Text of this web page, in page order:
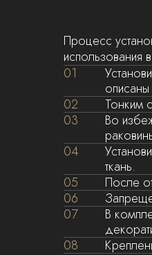
Процесс
использования
01
описаны
02
Тонким
03
Во
04
ткань.
05
После
06
07
В
08